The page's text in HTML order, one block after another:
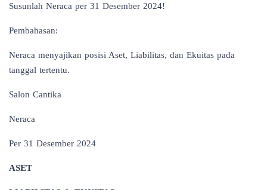
Susunlah Neraca per 31 Desember 2024!
Pembahasan:
Neraca menyajikan posisi Aset, Liabilitas, dan Ekuitas pada
tanggal tertentu.
Salon Cantika
Neraca
Per 31 Desember 2024
ASET